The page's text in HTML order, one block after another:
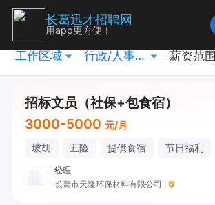
工作区域 行政/人事/文员 薪资范围
招标文员（社保+包食宿）
3000-5000 元/月
坡胡 五险 提供食宿 节日福利
经理
长葛市天隆环保材料有限公司
长葛迅才招聘网
用app更方便！